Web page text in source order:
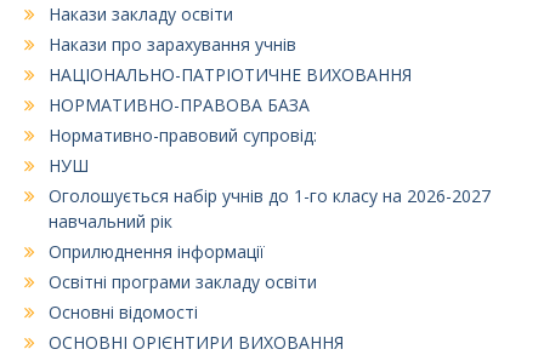
Накази закладу освіти
Накази про зарахування учнів
НАЦІОНАЛЬНО-ПАТРІОТИЧНЕ ВИХОВАННЯ
НОРМАТИВНО-ПРАВОВА БАЗА
Нормативно-правовий супровід:
НУШ
Оголошується набір учнів до 1-го класу на 2026-2027
навчальний рік
Оприлюднення інформації
Освітні програми закладу освіти
Основні відомості
ОСНОВНІ ОРІЄНТИРИ ВИХОВАННЯ